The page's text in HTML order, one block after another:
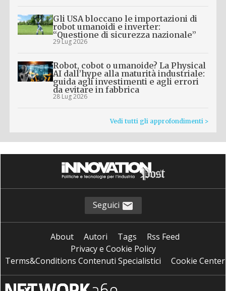
Gli USA bloccano le importazioni di
robot umanoidi e inverter:
“Questione di sicurezza nazionale”
29 Lug 2026
Robot, cobot o umanoide? La Physical
AI dall’hype alla maturità industriale:
guida agli investimenti e agli errori
da evitare in fabbrica
28 Lug 2026
Vedi tutti gli approfondimenti >
Seguici
About Autori Tags
Rss Feed
Privacy e Cookie Policy
Terms&Conditions Contenuti Specialistici
Cookie Center